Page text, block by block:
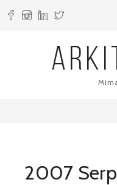
2007